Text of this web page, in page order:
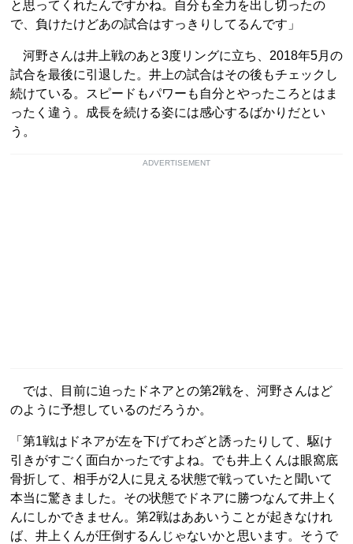
と思ってくれたんですかね。自分も全力を出し切ったの
で、負けたけどあの試合はすっきりしてるんです」
河野さんは井上戦のあと3度リングに立ち、2018年5月の
試合を最後に引退した。井上の試合はその後もチェックし
続けている。スピードもパワーも自分とやったころとはま
ったく違う。成長を続ける姿には感心するばかりだとい
う。
ADVERTISEMENT
では、目前に迫ったドネアとの第2戦を、河野さんはど
のように予想しているのだろうか。
「第1戦はドネアが左を下げてわざと誘ったりして、駆け
引きがすごく面白かったですよね。でも井上くんは眼窩底
骨折して、相手が2人に見える状態で戦っていたと聞いて
本当に驚きました。その状態でドネアに勝つなんて井上く
んにしかできません。第2戦はああいうことが起きなけれ
ば、井上くんが圧倒するんじゃないかと思います。そうで